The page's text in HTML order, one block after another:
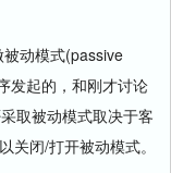
动模式(passive
发起的，和刚才讨论
取被动模式取决于客
关闭/打开被动模式。